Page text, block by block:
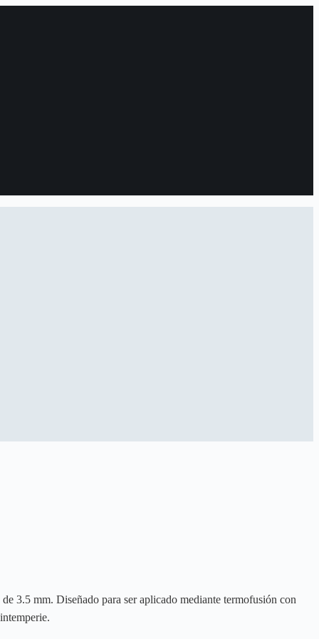
3.5 mm. Diseñado para ser aplicado mediante termofusión con